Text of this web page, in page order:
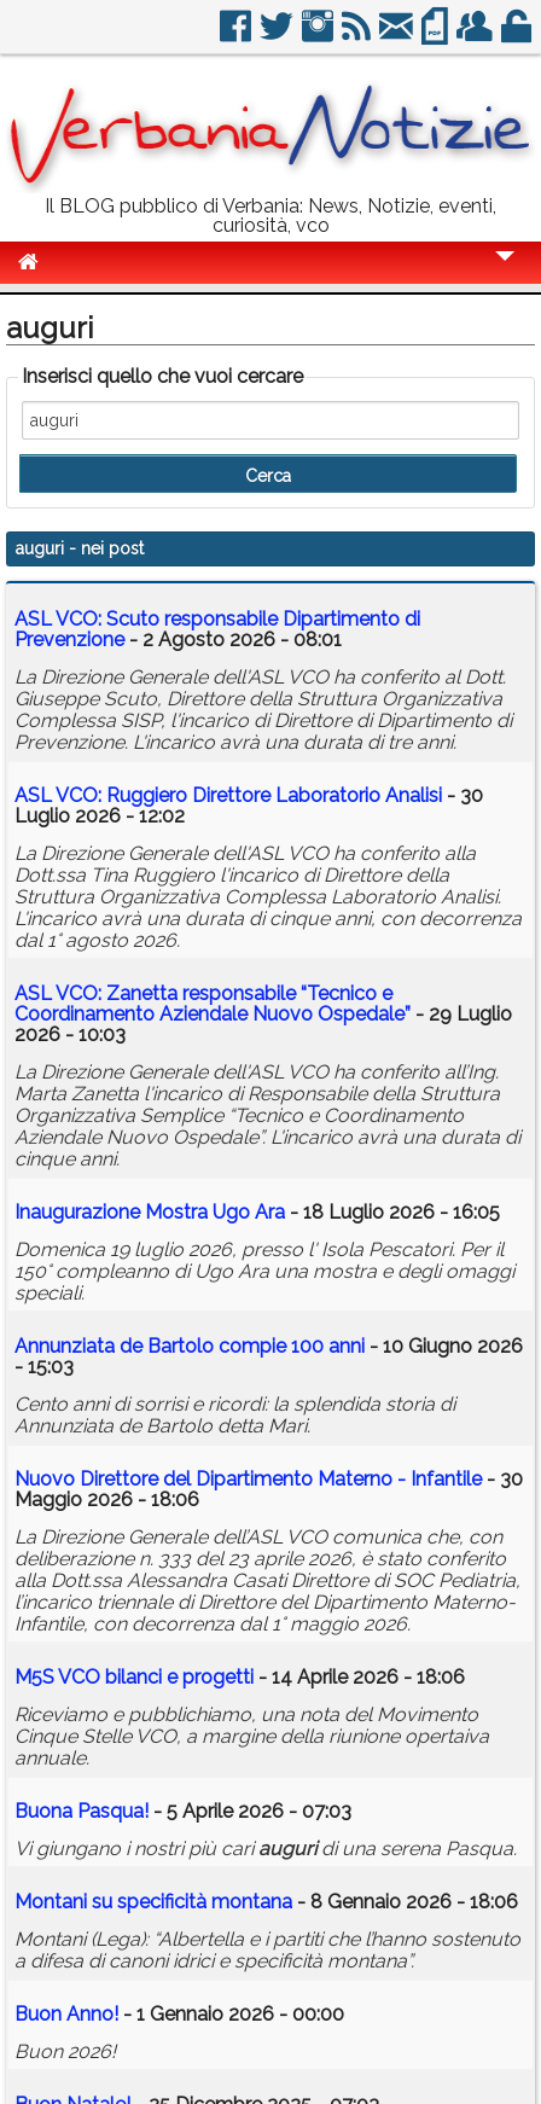
Il BLOG pubblico di Verbania: News, Notizie, eventi,
curiosità, vco
Politica
Sport
Eventi
Info Utili
Rubriche
Calendario
Annunci
auguri
Inserisci quello che vuoi cercare
auguri - nei post
ASL VCO: Scuto responsabile Dipartimento di
Prevenzione- 2 Agosto 2026 - 08:01
La Direzione Generale dell'ASL VCO ha conferito al Dott.
Giuseppe Scuto, Direttore della Struttura Organizzativa
Complessa SISP, l'incarico di Direttore di Dipartimento di
Prevenzione. L'incarico avrà una durata di tre anni.
ASL VCO: Ruggiero Direttore Laboratorio Analisi - 30
Luglio 2026 - 12:02
La Direzione Generale dell'ASL VCO ha conferito alla
Dott.ssa Tina Ruggiero l'incarico di Direttore della
Struttura Organizzativa Complessa Laboratorio Analisi.
L'incarico avrà una durata di cinque anni, con decorrenza
dal 1° agosto 2026.
ASL VCO: Zanetta responsabile “Tecnico e
Coordinamento Aziendale Nuovo Ospedale” - 29 Luglio
2026 - 10:03
La Direzione Generale dell'ASL VCO ha conferito all’Ing.
Marta Zanetta l'incarico di Responsabile della Struttura
Organizzativa Semplice “Tecnico e Coordinamento
Aziendale Nuovo Ospedale”. L'incarico avrà una durata di
cinque anni.
Inaugurazione Mostra Ugo Ara - 18 Luglio 2026 - 16:05
Domenica 19 luglio 2026, presso l' Isola Pescatori. Per il
150° compleanno di Ugo Ara una mostra e degli omaggi
speciali.
Annunziata de Bartolo compie 100 anni - 10 Giugno 2026
- 15:03
Cento anni di sorrisi e ricordi: la splendida storia di
Annunziata de Bartolo detta Mari.
Nuovo Direttore del Dipartimento Materno - Infantile- 30
Maggio 2026 - 18:06
La Direzione Generale dell’ASL VCO comunica che, con
deliberazione n. 333 del 23 aprile 2026, è stato conferito
alla Dott.ssa Alessandra Casati Direttore di SOC Pediatria,
l’incarico triennale di Direttore del Dipartimento Materno-
Infantile, con decorrenza dal 1° maggio 2026.
M5S VCO bilanci e progetti - 14 Aprile 2026 - 18:06
Riceviamo e pubblichiamo, una nota del Movimento
Cinque Stelle VCO, a margine della riunione opertaiva
annuale.
Buona Pasqua! - 5 Aprile 2026 - 07:03
Vi giungano i nostri più cariauguridi una serena Pasqua.
Montani su specificità montana - 8 Gennaio 2026 - 18:06
Montani (Lega): “Albertella e i partiti che l’hanno sostenuto
a difesa di canoni idrici e specificità montana”.
Buon Anno! - 1 Gennaio 2026 - 00:00
Buon 2026!